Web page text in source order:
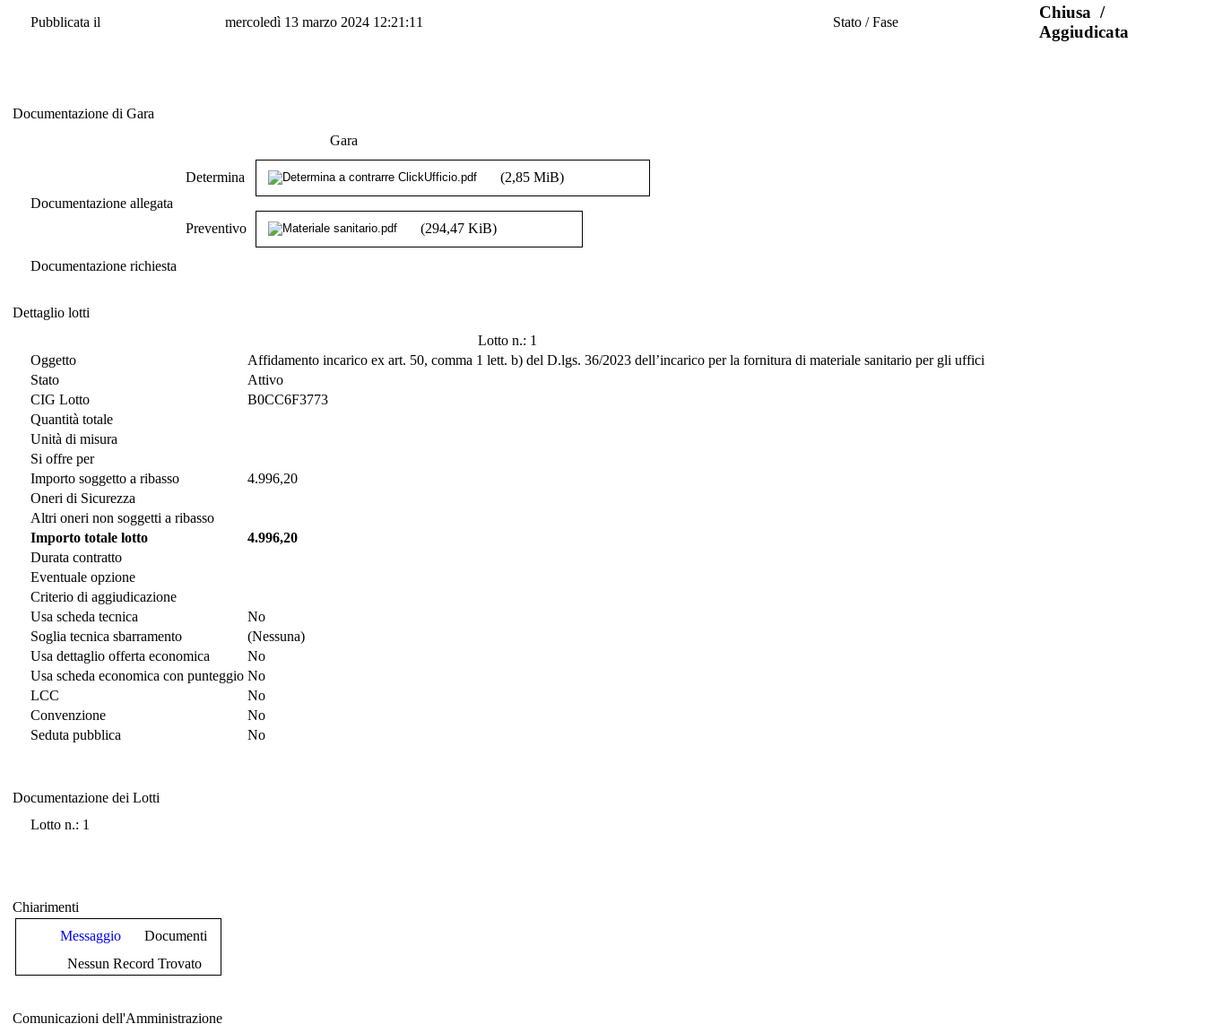
Pubblicata il mercoledì 13 marzo 2024 12:21:11 Stato / Fase Chiusa /
Aggiudicata
Documentazione di Gara
Gara
Documentazione allegata
Determina (2,85 MiB)
Preventivo (294,47 KiB)
Documentazione richiesta
Dettaglio lotti
Lotto n.: 1
Oggetto
Affidamento incarico ex art. 50, comma 1 lett. b) del D.lgs. 36/2023 dell’incarico per la fornitura di materiale sanitario per gli uffici
Stato
Attivo
CIG Lotto
B0CC6F3773
Quantità totale
Unità di misura
Si offre per
Importo soggetto a ribasso
4.996,20
Oneri di Sicurezza
Altri oneri non soggetti a ribasso
Importo totale lotto
4.996,20
Durata contratto
Eventuale opzione
Criterio di aggiudicazione
Usa scheda tecnica
No
Soglia tecnica sbarramento
(Nessuna)
Usa dettaglio offerta economica
No
Usa scheda economica con punteggio No
LCC
No
Convenzione
No
Seduta pubblica
No
Documentazione dei Lotti
Lotto n.: 1
Chiarimenti
Messaggio
Documenti
Nessun Record Trovato
Comunicazioni dell'Amministrazione